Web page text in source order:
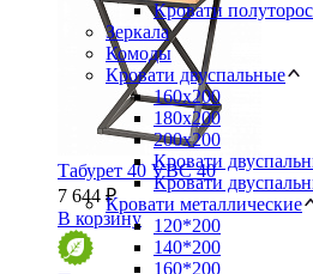
Табурет 40 VBC 40
7 644 ₽
В корзину
Кровати
Зеркала
Комоды
Кровати двуспальные
160х200
180x200
200x200
Кровати
Кровати
Кровати металлические
120*200
140*200
160*200